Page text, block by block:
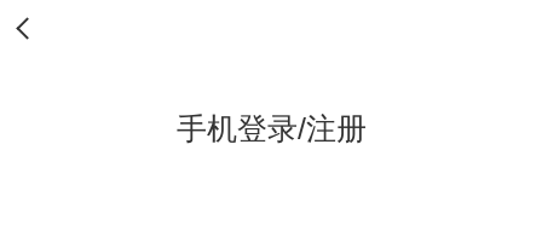
手机登录/注册